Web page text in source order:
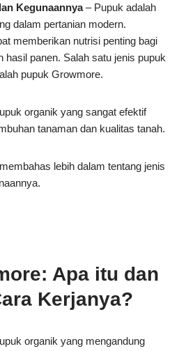
Kegunaannya– Pupuk adalah
dalam pertanian modern.
memberikan nutrisi penting bagi
hasil panen. Salah satu jenis pupuk
pupuk Growmore.
organik yang sangat efektif
tanaman dan kualitas tanah.
lebih dalam tentang jenis
Apa itu dan
Kerjanya?
organik yang mengandung